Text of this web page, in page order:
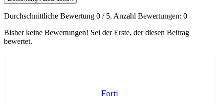
Durchschnittliche Bewertung 0 / 5. Anzahl Bewertungen: 0
Bisher keine Bewertungen! Sei der Erste, der diesen Beitrag
bewertet.
Forti